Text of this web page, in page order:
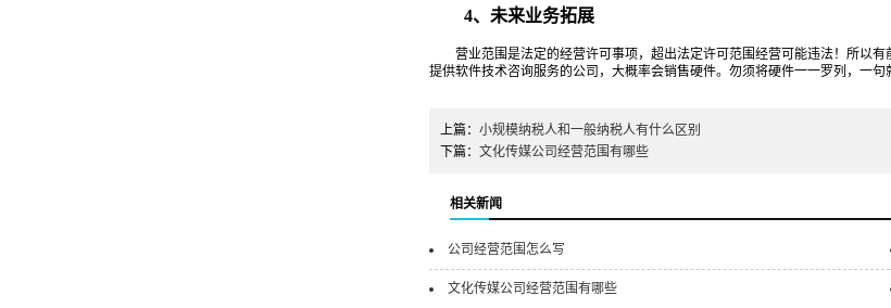
4、未来业务拓展
营业范围是法定的经营许可事项，超出法定许可范围经营可能违法！所以有
提供软件技术咨询服务的公司，大概率会销售硬件。勿须将硬件一一罗列，一句
上篇： 小规模纳税人和一般纳税人有什么区别
下篇： 文化传媒公司经营范围有哪些
相关新闻
公司经营范围怎么写
文化传媒公司经营范围有哪些